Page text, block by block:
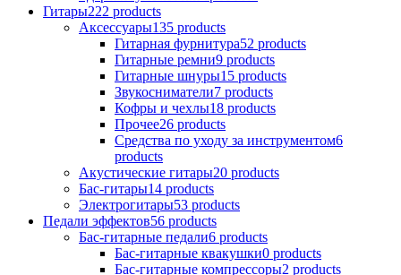
Гитары222 products
Аксессуары135 products
Гитарная фурнитура52 products
Гитарные ремни9 products
Гитарные шнуры15 products
Звукосниматели7 products
Кофры и чехлы18 products
Прочее26 products
Средства по уходу за инструментом6
products
Акустические гитары20 products
Бас-гитары14 products
Электрогитары53 products
Педали эффектов56 products
Бас-гитарные педали6 products
Бас-гитарные квакушки0 products
Бас-гитарные компрессоры2 products